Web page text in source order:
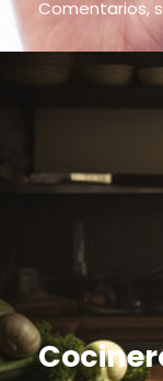
Comentarios,